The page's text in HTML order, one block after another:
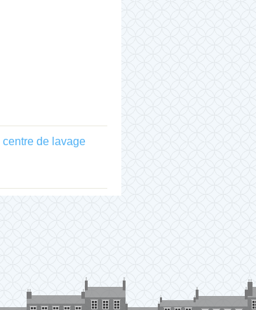
centre de lavage